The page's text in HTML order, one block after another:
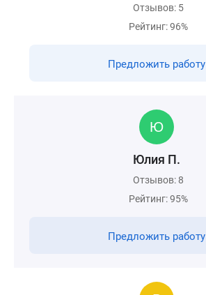
Отзывов: 5
Рейтинг: 96%
Предложить работу
Юлия П.
Отзывов: 8
Рейтинг: 95%
Предложить работу